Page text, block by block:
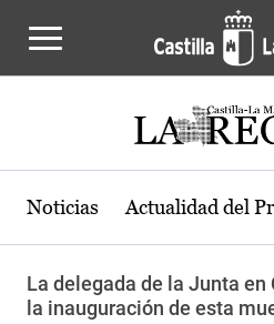
Noticias Actualidad del
La delegada de la Junta en
la inauguración de esta